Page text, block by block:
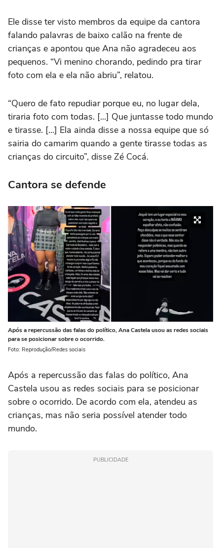
Ele disse ter visto membros da equipe da cantora
falando palavras de baixo calão na frente de
crianças e apontou que Ana não agradeceu aos
pequenos. “Vi menino chorando, pedindo pra tirar
foto com ela e ela não abriu”, relatou.
“Quero de fato repudiar porque eu, no lugar dela,
tiraria foto com todas. [...] Que juntasse todo mundo
e tirasse. [...] Ela ainda disse a nossa equipe que só
sairia do camarim quando a gente tirasse todas as
crianças do circuito”, disse Zé Cocá.
Cantora se defende
Após a repercussão das falas do político, Ana Castela usou as redes sociais
para se posicionar sobre o ocorrido.
Foto: Reprodução/Redes sociais
Após a repercussão das falas do político, Ana
Castela usou as redes sociais para se posicionar
sobre o ocorrido. De acordo com ela, atendeu as
crianças, mas não seria possível atender todo
mundo.
PUBLICIDADE